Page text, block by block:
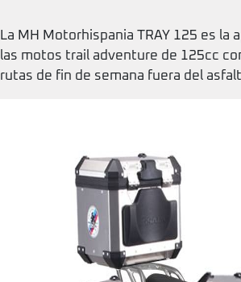
La MH Motorhispania TRAY 125 es
las motos trail adventure de 125cc
rutas de fin de semana fuera del